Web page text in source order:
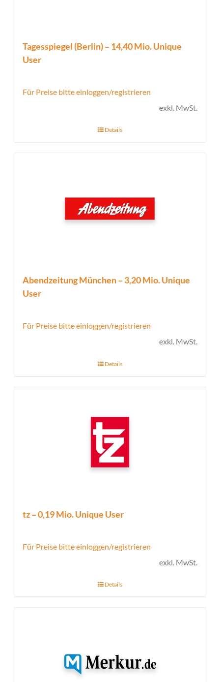
Tagesspiegel (Berlin) – 14,40 Mio. Unique
User
Für Preise bitte einloggen/registrieren
exkl. MwSt.
Details
Abendzeitung München – 3,20 Mio. Unique
User
Für Preise bitte einloggen/registrieren
exkl. MwSt.
Details
tz – 0,19 Mio. Unique User
Für Preise bitte einloggen/registrieren
exkl. MwSt.
Details